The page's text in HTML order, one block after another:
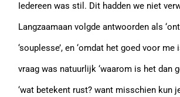
Iedereen was stil. Dit hadden we niet
Langzaamaan volgde antwoorden als
‘souplesse’, en ‘omdat het goed voor me
vraag was natuurlijk ‘waarom is het dan
‘wat betekent rust? want misschien kun